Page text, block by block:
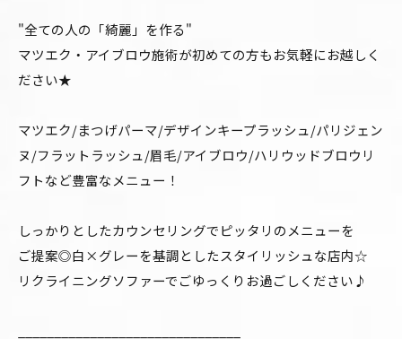
"全ての人の「綺麗」を作る"
マツエク・アイブロウ施術が初めての方もお気軽にお越しく
ださい★
マツエク/まつげパーマ/デザインキープラッシュ/パリジェン
ヌ/フラットラッシュ/眉毛/アイブロウ/ハリウッドブロウリ
フトなど豊富なメニュー！
しっかりとしたカウンセリングでピッタリのメニューを
ご提案◎白×グレーを基調としたスタイリッシュな店内☆
リクライニングソファーでごゆっくりお過ごしください♪